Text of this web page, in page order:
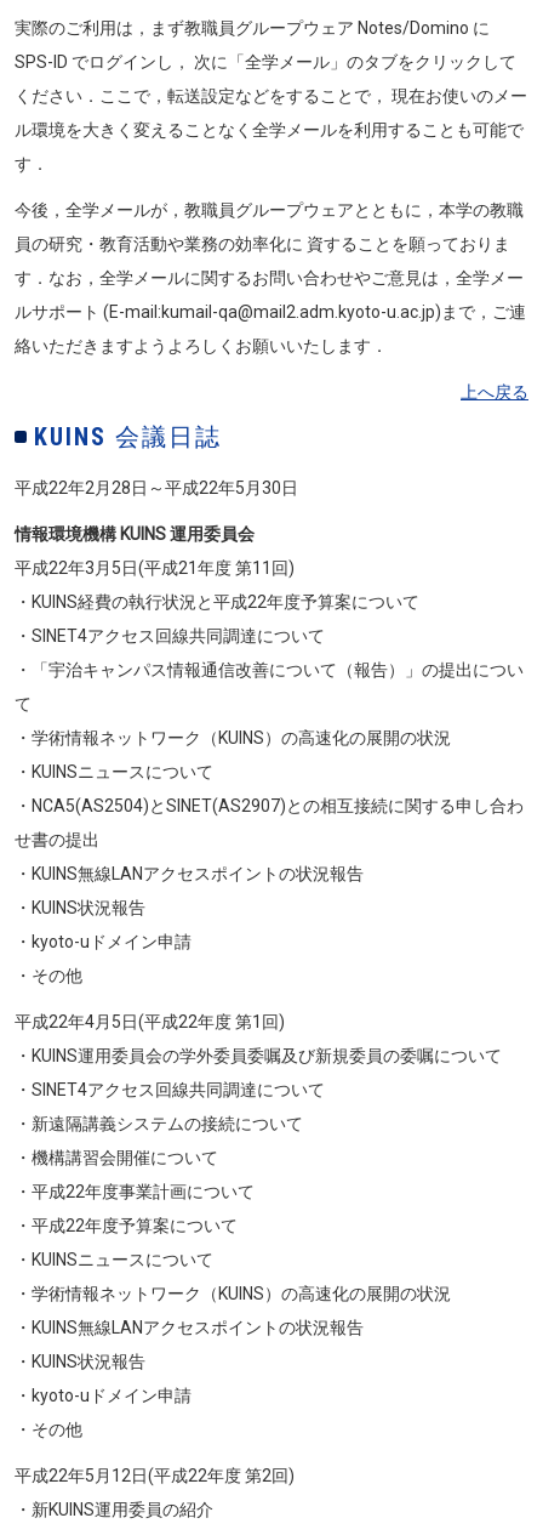
実際のご利用は，まず教職員グループウェア Notes/Domino に
SPS-ID でログインし， 次に「全学メール」のタブをクリックして
ください．ここで，転送設定などをすることで， 現在お使いのメー
ル環境を大きく変えることなく全学メールを利用することも可能で
す．
今後，全学メールが，教職員グループウェアとともに，本学の教職
員の研究・教育活動や業務の効率化に 資することを願っておりま
す．なお，全学メールに関するお問い合わせやご意見は，全学メー
ルサポート (E-mail:kumail-qa@mail2.adm.kyoto-u.ac.jp)まで，ご連
絡いただきますようよろしくお願いいたします．
上へ戻る
KUINS 会議日誌
平成22年2月28日～平成22年5月30日
情報環境機構 KUINS 運用委員会
平成22年3月5日(平成21年度 第11回)
・KUINS経費の執行状況と平成22年度予算案について
・SINET4アクセス回線共同調達について
・「宇治キャンパス情報通信改善について（報告）」の提出につい
て
・学術情報ネットワーク（KUINS）の高速化の展開の状況
・KUINSニュースについて
・NCA5(AS2504)とSINET(AS2907)との相互接続に関する申し合わ
せ書の提出
・KUINS無線LANアクセスポイントの状況報告
・KUINS状況報告
・kyoto-uドメイン申請
・その他
平成22年4月5日(平成22年度 第1回)
・KUINS運用委員会の学外委員委嘱及び新規委員の委嘱について
・SINET4アクセス回線共同調達について
・新遠隔講義システムの接続について
・機構講習会開催について
・平成22年度事業計画について
・平成22年度予算案について
・KUINSニュースについて
・学術情報ネットワーク（KUINS）の高速化の展開の状況
・KUINS無線LANアクセスポイントの状況報告
・KUINS状況報告
・kyoto-uドメイン申請
・その他
平成22年5月12日(平成22年度 第2回)
・新KUINS運用委員の紹介